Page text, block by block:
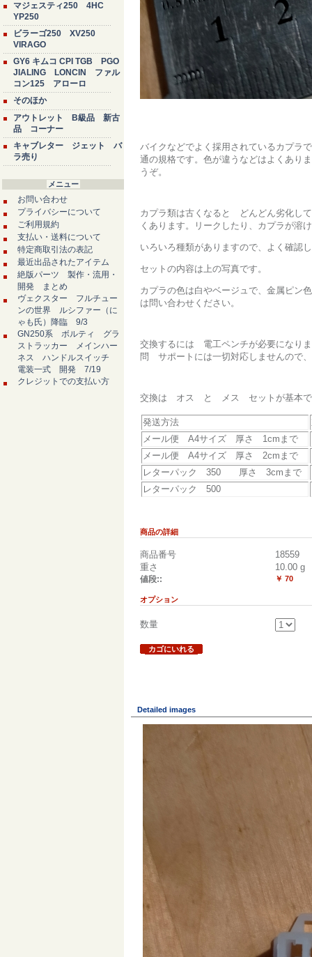
マジェスティ250 4HC
YP250
ビラーゴ250 XV250
VIRAGO
GY6 キムコ CPI TGB PGO
JIALING LONCIN ファル
コン125 アローロ
そのほか
アウトレット B級品 新古
品 コーナー
キャブレター ジェット バ
ラ売り
メニュー
お問い合わせ
プライバシーについて
ご利用規約
支払い・送料について
特定商取引法の表記
最近出品されたアイテム
絶版パーツ 製作・流用・
開発 まとめ
ヴェクスター フルチュー
ンの世界 ルシファー（に
ゃも氏）降臨 9/3
GN250系 ボルティ グラ
ストラッカー メインハー
ネス ハンドルスイッチ
電装一式 開発 7/19
クレジットでの支払い方
バイクなどでよく採用されているカプラ
通の規格です。色が違うなどはよくあり
うぞ。
カプラ類は古くなると どんどん劣化し
くあります。リークしたり、カプラが
いろいろ種類がありますので、よく確認
セットの内容は上の写真です。
カプラの色は白やベージュで、金属ピン
は問い合わせください。
交換するには 電工ペンチが必要になり
問 サポートには一切対応しませんので
交換は オス と メス セットが基本で
発送方法
メール便 A4サイズ 厚さ 1cmまで
メール便 A4サイズ 厚さ 2cmまで
レターパック 350 厚さ 3cmまで
レターパック 500
商品の詳細
商品番号
18559
重さ
10.00 g
値段:: ￥ 70
オプション
数量
カゴにいれる
Detailed images